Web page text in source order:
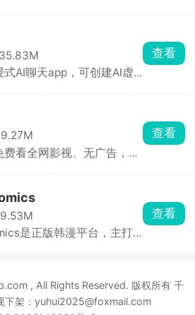
，还有书友社区，能一起
好书，适合喜欢看小说的
式AI聊天app，可创建AI虚
就能随时调整，从人设到
控的，专属感强。
查看
费看全网影视、无广告，聚
搜啥有啥，拥有一个app
影视。
查看
是正版韩漫平台，主打
读模式、夜间模式，还能离
日免费章节、限时折扣都
查看
, All Rights Reserved. 版权所有 千
下架：yuhui2025@foxmail.com